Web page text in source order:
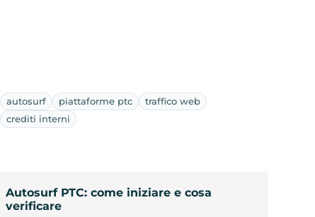
autosurf piattaforme ptc
traffico web
crediti interni
Autosurf PTC: come iniziare e cosa
verificare